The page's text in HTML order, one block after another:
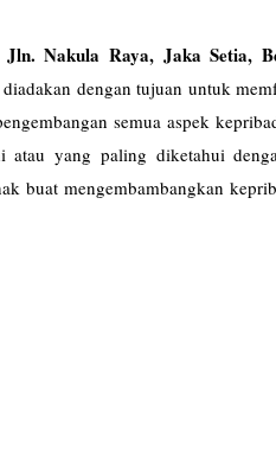
Nakula Raya, Jaka Setia,
dengan tujuan untuk
semua aspek
atau yang paling diketahui
buat mengembambangkan